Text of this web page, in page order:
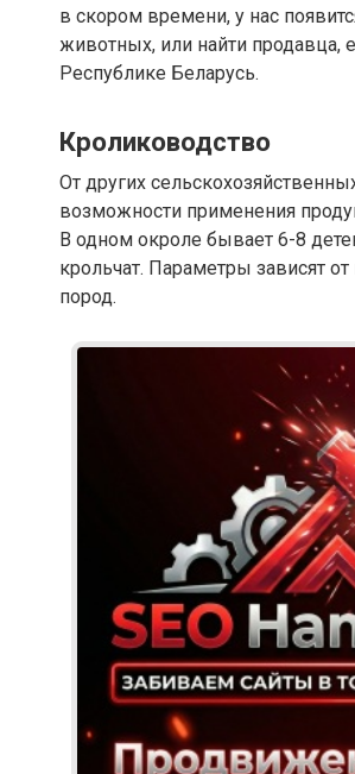
в скором времени, у нас
животных, или найти продавца,
Республике Беларусь.
Кролиководство
От других
возможности применения
В одном окроле бывает 6-8
крольчат. Параметры зависят
пород.